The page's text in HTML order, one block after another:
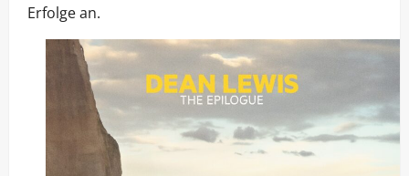
Erfolge an.